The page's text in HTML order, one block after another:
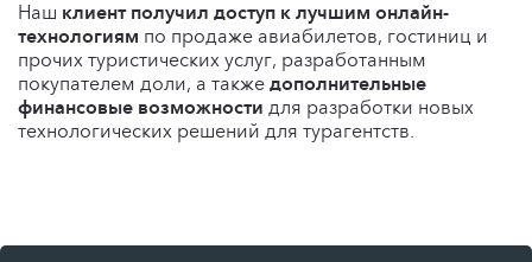
Наш клиент получил доступ к лучшим онлайн-
технологиям по продаже авиабилетов, гостиниц и
прочих туристических услуг, разработанным
покупателем доли, а также дополнительные
финансовые возможности для разработки новых
технологических решений для турагентств.